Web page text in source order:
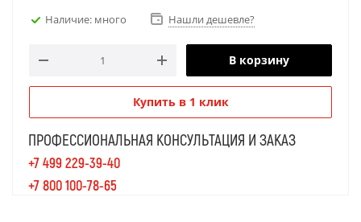
Наличие: много Нашли дешевле?
В корзину
Купить в 1 клик
ПРОФЕССИОНАЛЬНАЯ КОНСУЛЬТАЦИЯ И ЗАКАЗ
+7 499 229-39-40
+7 800 100-78-65